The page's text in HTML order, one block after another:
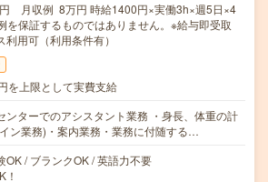
月収例 8万円 時給1400円×実働3h×週5日×4
を保証するものではありません。※給与即受取
利用可（利用条件有）
を上限として実費支給
ンターでのアシスタント業務 ・身長、体重の計
ン業務)・案内業務・業務に付随する…
OK / ブランクOK / 英語力不要
！